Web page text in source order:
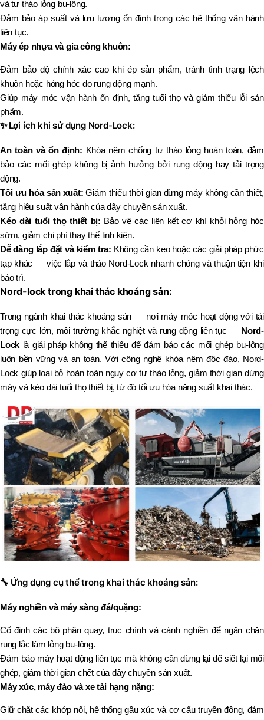
và tự tháo lỏng bu-lông.
Đảm bảo áp suất và lưu lượng ổn định trong các hệ thống vận hành
liên tục.
Máy ép nhựa và gia công khuôn:
Đảm bảo độ chính xác cao khi ép sản phẩm, tránh tình trạng lệch
khuôn hoặc hỏng hóc do rung động mạnh.
Giúp máy móc vận hành ổn định, tăng tuổi thọ và giảm thiểu lỗi sản
phẩm.
✨Lợi ích khi sử dụng Nord-Lock:
An toàn và ổn định: Khóa nêm chống tự tháo lỏng hoàn toàn, đảm
bảo các mối ghép không bị ảnh hưởng bởi rung động hay tải trọng
động.
Tối ưu hóa sản xuất: Giảm thiểu thời gian dừng máy không cần thiết,
tăng hiệu suất vận hành của dây chuyền sản xuất.
Kéo dài tuổi thọ thiết bị: Bảo vệ các liên kết cơ khí khỏi hỏng hóc
sớm, giảm chi phí thay thế linh kiện.
Dễ dàng lắp đặt và kiểm tra: Không cần keo hoặc các giải pháp phức
tạp khác — việc lắp và tháo Nord-Lock nhanh chóng và thuận tiện khi
bảo trì.
Nord-lock trong khai thác khoáng sản:
Trong ngành khai thác khoáng sản — nơi máy móc hoạt động với tải
trọng cực lớn, môi trường khắc nghiệt và rung động liên tục — Nord-
Lock là giải pháp không thể thiếu để đảm bảo các mối ghép bu-lông
luôn bền vững và an toàn. Với công nghệ khóa nêm độc đáo, Nord-
Lock giúp loại bỏ hoàn toàn nguy cơ tự tháo lỏng, giảm thời gian dừng
máy và kéo dài tuổi thọ thiết bị, từ đó tối ưu hóa năng suất khai thác.
🔧 Ứng dụng cụ thể trong khai thác khoáng sản:
Máy nghiền và máy sàng đá/quặng:
Cố định các bộ phận quay, trục chính và cánh nghiền để ngăn chặn
rung lắc làm lỏng bu-lông.
Đảm bảo máy hoạt động liên tục mà không cần dừng lại để siết lại mối
ghép, giảm thời gian chết của dây chuyền sản xuất.
Máy xúc, máy đào và xe tải hạng nặng:
Giữ chặt các khớp nối, hệ thống gầu xúc và cơ cấu truyền động, đảm